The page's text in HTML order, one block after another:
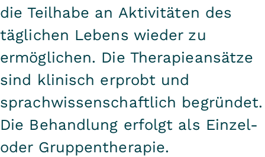
die Teilhabe an Aktivitäten des
täglichen Lebens wieder zu
ermöglichen. Die Therapieansätze
sind klinisch erprobt und
sprachwissenschaftlich begründet.
Die Behandlung erfolgt als Einzel-
oder Gruppentherapie.